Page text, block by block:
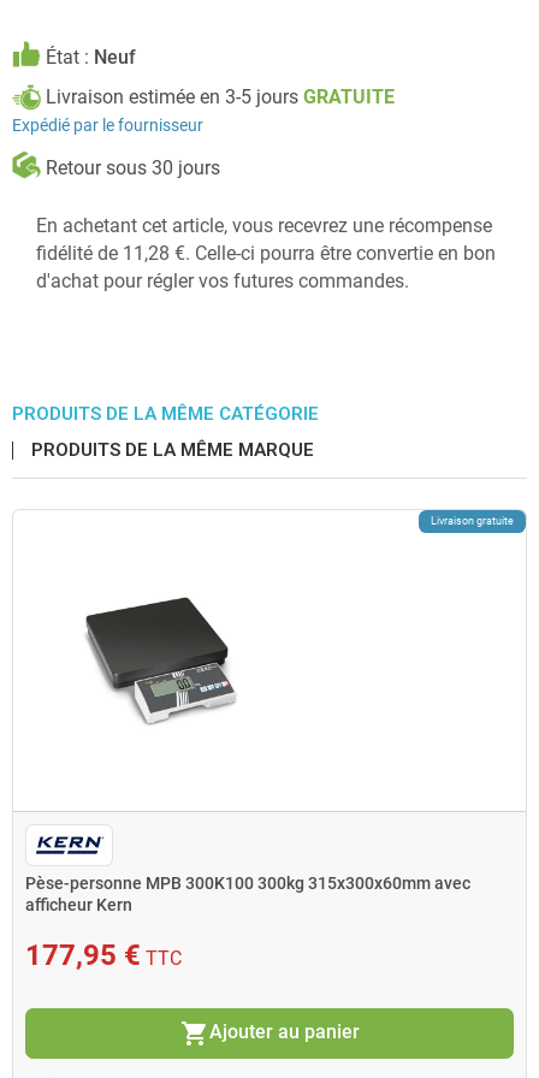
État : Neuf
Livraison estimée en 3-5 jours GRATUITE
Expédié par le fournisseur
Retour sous 30 jours
En achetant cet article, vous recevrez une récompense
fidélité de 11,28 €. Celle-ci pourra être convertie en bon
d'achat pour régler vos futures commandes.
PRODUITS DE LA MÊME CATÉGORIE
PRODUITS DE LA MÊME MARQUE
Livraison gratuite
Pèse-personne MPB 300K100 300kg 315x300x60mm avec
afficheur Kern
177,95 € TTC
shopping_cartAjouter au panier